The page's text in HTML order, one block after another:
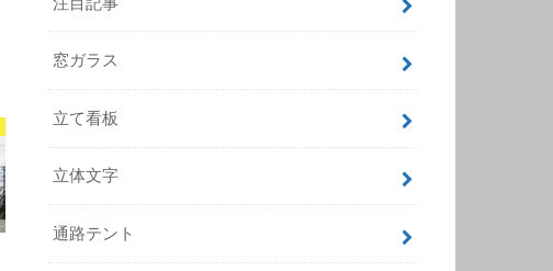
窓ガラス
立て看板
立体文字
通路テント